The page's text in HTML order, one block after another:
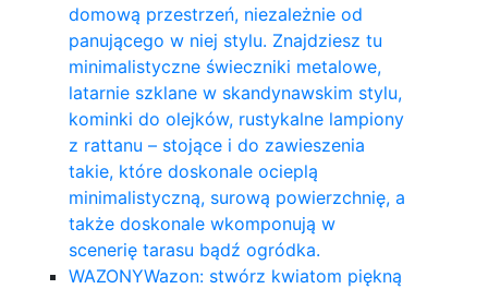
domową przestrzeń, niezależnie od
panującego w niej stylu. Znajdziesz tu
minimalistyczne świeczniki metalowe,
latarnie szklane w skandynawskim stylu,
kominki do olejków, rustykalne lampiony
z rattanu – stojące i do zawieszenia
takie, które doskonale ocieplą
minimalistyczną, surową powierzchnię, a
także doskonale wkomponują w
scenerię tarasu bądź ogródka.
WAZONYWazon: stwórz kwiatom piękną